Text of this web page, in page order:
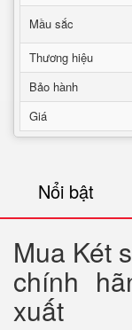
Mầu sắc
Thương hiệu
Bảo hành
Giá
Nổi bật
Mua Két
chính
xuất